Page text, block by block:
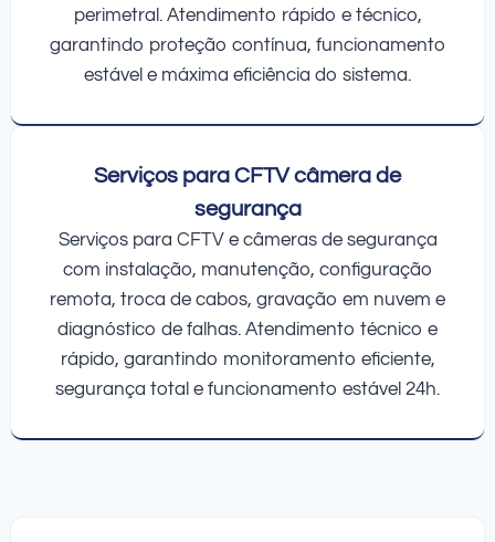
perimetral. Atendimento rápido e técnico,
garantindo proteção contínua, funcionamento
estável e máxima eficiência do sistema.
Serviços para CFTV câmera de
segurança
Serviços para CFTV e câmeras de segurança
com instalação, manutenção, configuração
remota, troca de cabos, gravação em nuvem e
diagnóstico de falhas. Atendimento técnico e
rápido, garantindo monitoramento eficiente,
segurança total e funcionamento estável 24h.